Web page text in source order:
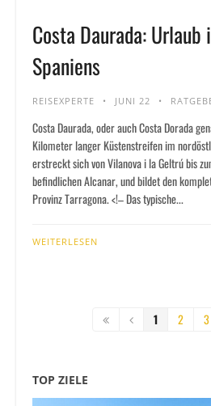
Costa Daurada:
Spaniens
REISEXPERTE JUNI 22
Costa Daurada, oder auch Costa Dorada
Kilometer langer Küstenstreifen im
erstreckt sich von Vilanova i la Geltrú bis
befindlichen Alcanar, und bildet den
Provinz Tarragona. <!– Das typische...
WEITERLESEN
1 2 3
TOP ZIELE